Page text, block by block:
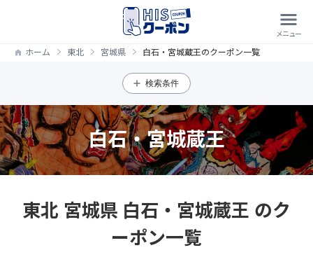
ホーム 東北 宮城県 白石・宮城蔵王のクーポン一覧
検索条件
白石・宮城蔵王
東北 宮城県 白石・宮城蔵王 のク
ーポン一覧